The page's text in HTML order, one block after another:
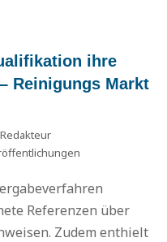
ihre
Reinigungs Markt
Redakteur
Referenzen über
Zudem enthielt